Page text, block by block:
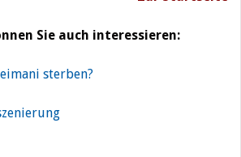
Sie auch interessieren:
sterben?